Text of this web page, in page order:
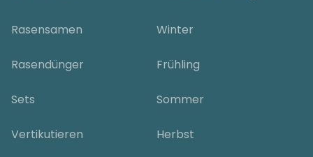
Rasensamen
Rasendünger
Sets
Vertikutieren
Winter
Frühling
Sommer
Herbst